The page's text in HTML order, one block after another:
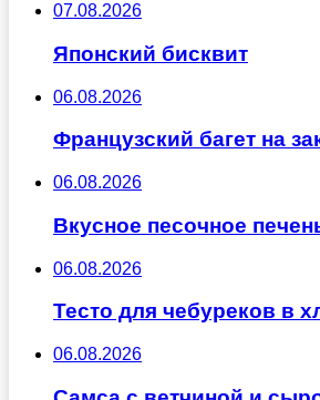
07.08.2026
Японский бисквит
06.08.2026
Французский багет на
06.08.2026
Вкусное песочное
06.08.2026
Тесто для чебуреков в
06.08.2026